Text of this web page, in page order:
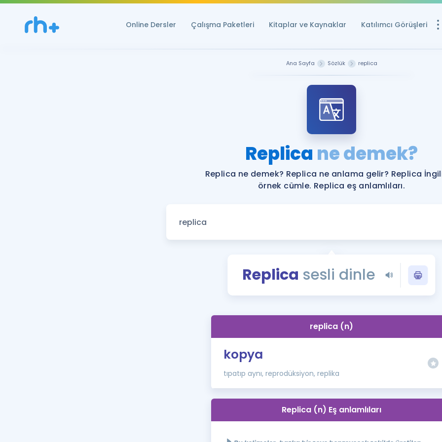
Online Dersler Çalışma Paketleri Kitaplar ve Kaynaklar Katılımcı Görüşleri
YDS ve YÖKDİL
Rehberlik Aracı
YDS ve YÖKDİL'e
Tüm ÖSYM
YDS - YÖKDİL
İngilizce Gramer
Ana Sayfa Sözlük replica
Replica ne demek?
Replica ne demek? Replica ne anlama gelir? Replica
örnek cümle. Replica eş anlamlıları.
Replica sesli dinle
replica (n)
kopya
tıpatıp aynı, reprodüksiyon, replika
Replica (n) Eş anlamlıları